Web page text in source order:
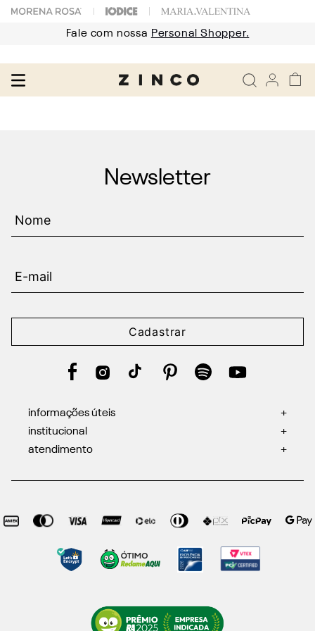
Fale com nossa Personal Shopper.
Newsletter
Cadastrar
informações úteis
+
institucional
+
atendimento
+